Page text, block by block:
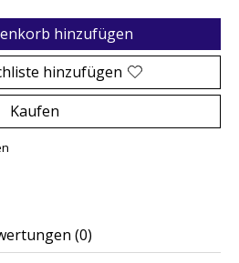
hinzufügen
hinzufügen
Kaufen
(0)